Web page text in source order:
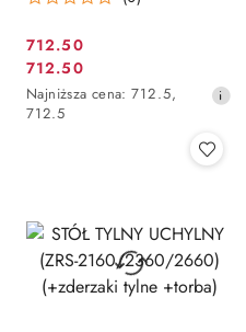
Cena
promocyjna:
712.50
Cena
promocyjna:
712.50
Najniższa
cena
Najniższa cena: 712.5,
712.5